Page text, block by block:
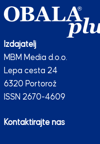
Izdajatelj
MBM Media d.o.o.
Lepa cesta 24
6320 Portorož
ISSN 2670-4609
Kontaktirajte nas